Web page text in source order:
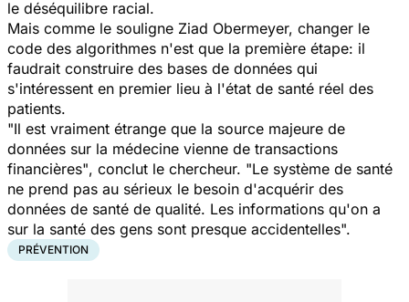
le déséquilibre racial.
Mais comme le souligne Ziad Obermeyer, changer le
code des algorithmes n'est que la première étape: il
faudrait construire des bases de données qui
s'intéressent en premier lieu à l'état de santé réel des
patients.
"Il est vraiment étrange que la source majeure de
données sur la médecine vienne de transactions
financières", conclut le chercheur. "Le système de santé
ne prend pas au sérieux le besoin d'acquérir des
données de santé de qualité. Les informations qu'on a
sur la santé des gens sont presque accidentelles".
PRÉVENTION